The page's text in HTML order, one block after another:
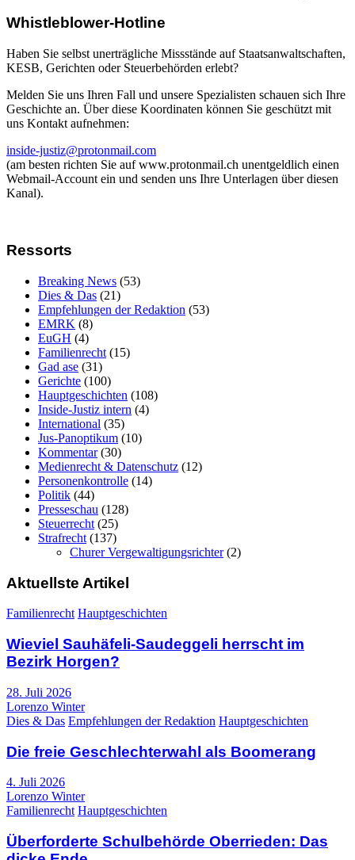
Whistleblower-Hotline
Haben Sie selbst unerträgliche Missstände auf Staatsanwaltschaften,
KESB, Gerichten oder Steuerbehörden erlebt?
Melden Sie uns Ihren Fall und unsere Spezialisten schauen sich Ihre
Geschichte an. Über diese Koordinaten können Sie geschützt mit
uns Kontakt aufnehmen:
inside-justiz@protonmail.com
(am besten richten Sie auf www.protonmail.ch unentgeldlich einen
Webmail-Account ein und senden uns Ihre Unterlagen über diesen
Kanal).
Ressorts
Breaking News (53)
Dies & Das (21)
Empfehlungen der Redaktion (53)
EMRK (8)
EuGH (4)
Familienrecht (15)
Gad ase (31)
Gerichte (100)
Hauptgeschichten (108)
Inside-Justiz intern (4)
International (35)
Jus-Panoptikum (10)
Kommentar(30)
Medienrecht & Datenschutz (12)
Personenkontrolle (14)
Politik (44)
Presseschau (128)
Steuerrecht (25)
Strafrecht (137)
Churer Vergewaltigungsrichter(2)
Aktuellste Artikel
Familienrecht Hauptgeschichten
Wieviel Sauhäfeli-Saudeggeli herrscht im
Bezirk Horgen?
28. Juli 2026
Lorenzo Winter
Dies & Das Empfehlungen der Redaktion Hauptgeschichten
Die freie Geschlechterwahl als Boomerang
4. Juli 2026
Lorenzo Winter
Familienrecht Hauptgeschichten
Überforderte Schulbehörde Oberrieden: Das